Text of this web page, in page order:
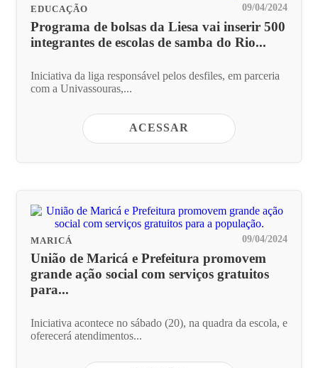
EDUCAÇÃO 09/04/2024
Programa de bolsas da Liesa vai inserir 500
integrantes de escolas de samba do Rio...
Iniciativa da liga responsável pelos desfiles, em parceria
com a Univassouras,...
ACESSAR
MARICÁ 09/04/2024
União de Maricá e Prefeitura promovem
grande ação social com serviços gratuitos
para...
Iniciativa acontece no sábado (20), na quadra da escola, e
oferecerá atendimentos...